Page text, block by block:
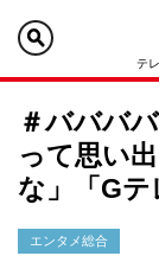
テ
＃バババ
って思い
な」「Gテ
エンタメ総合